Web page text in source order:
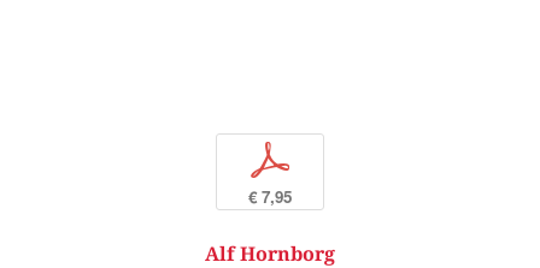
p
€ 7,95
Alf Hornborg